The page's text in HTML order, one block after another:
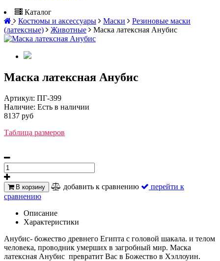
Каталог
Костюмы и аксессуары
Маски
Резиновые маски
(латексные)
Животные Маска латексная Анубис
Маска латексная Анубис
Артикул: ПГ-399
Наличие: Есть в наличии
8137 руб
Таблица размеров
В корзину добавить к сравнению
перейти к
сравнению
Описание
Характеристики
Анубис- божество древнего Египта с головой шакала. и телом
человека, проводник умерших в загробный мир. Маска
латексная Анубис превратит Вас в Божество в Хэллоуин.